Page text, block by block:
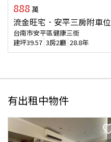
888 萬
流金旺宅．安平三房附車位
台南市安平區健康三街
建坪39.57 3房2廳 28.8年
有出租中物件